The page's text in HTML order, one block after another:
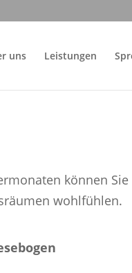
uns Leistungen
können
wohlfühlen.